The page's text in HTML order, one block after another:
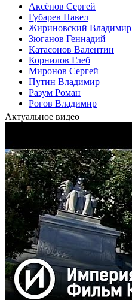
Аксёнов Сергей
Губарев Павел
Жириновский Владимир
Зюганов Геннадий
Катасонов Валентин
Корнилов Глеб
Миронов Сергей
Путин Владимир
Разум Роман
Рогов Владимир
Стрелков Игорь
Царёв Олег
Актуальное видео